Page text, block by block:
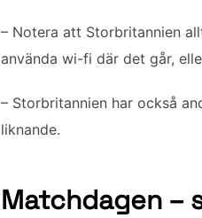
– Notera att Storbritannien
använda wi-fi där det går,
– Storbritannien har också
liknande.
Matchdagen –